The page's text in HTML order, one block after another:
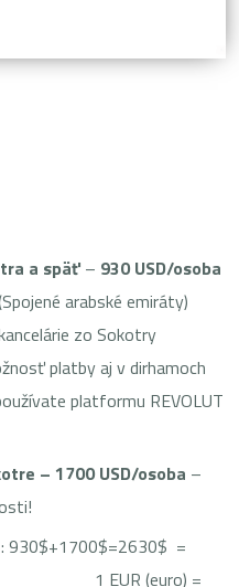
a späť – 930 USD/osoba
arabské emiráty)
zo Sokotry
platby aj v dirhamoch
platformu REVOLUT
– 1700 USD/osoba –
930$+1700$=2630$ =
(euro) =